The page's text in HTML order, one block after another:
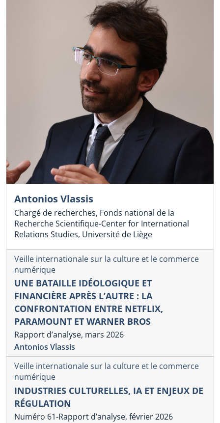
Antonios Vlassis
Chargé de recherches, Fonds national de la
Recherche Scientifique-Center for International
Relations Studies, Université de Liège
Veille internationale sur la culture et le commerce
numérique
UNE BATAILLE IDÉOLOGIQUE ET
FINANCIÈRE APRÈS L’AUTRE : LA
CONFRONTATION ENTRE NETFLIX,
PARAMOUNT ET WARNER BROS
Rapport d’analyse, mars 2026
Antonios Vlassis
Veille internationale sur la culture et le commerce
numérique
INDUSTRIES CULTURELLES, IA ET ENJEUX DE
RÉGULATION
Numéro 61-Rapport d’analyse, février 2026